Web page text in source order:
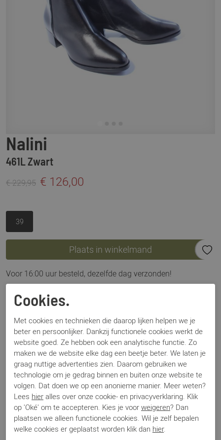
Nalini
461L Zwart
€ 229,95 € 126,00
39
Plaats in winkelmand
Voor 16:00 uur besteld, dezelfde dag verzonden!
Omschrijving
Specificaties
Merk
Nalini
Artikelnummer
461L
Los voetbed
Nee
Categorie
Enkellaars
Kleur
Zwart
Materiaal
Leer
Cookies.
Met cookies en technieken die daarop lijken helpen we je
beter en persoonlijker. Dankzij functionele cookies werkt de
website goed. Ze hebben ook een analytische functie. Zo
maken we de website elke dag een beetje beter. We laten je
graag nuttige advertenties zien. Daarom gebruiken we
technologie om je gedrag binnen en buiten onze website te
volgen. Dat doen we op een anonieme manier. Meer weten?
Lees hier alles over onze cookie- en privacyverklaring. Klik
op 'Oké' om te accepteren. Kies je voor weigeren? Dan
plaatsen we alleen functionele cookies. Wil je zelf bepalen
welke cookies er geplaatst worden klik dan hier.